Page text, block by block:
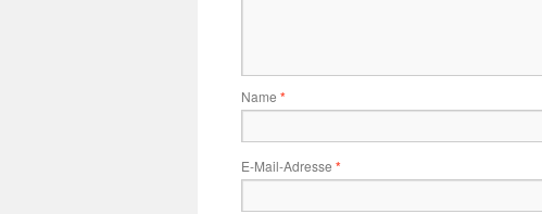
Name *
E-Mail-Adresse *